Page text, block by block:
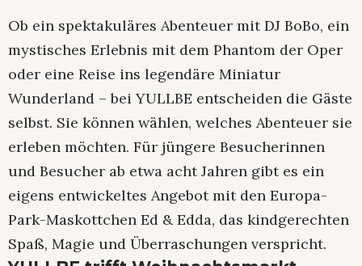
Ob ein spektakuläres Abenteuer mit DJ BoBo, ein
mystisches Erlebnis mit dem Phantom der Oper
oder eine Reise ins legendäre Miniatur
Wunderland – bei YULLBE entscheiden die Gäste
selbst. Sie können wählen, welches Abenteuer sie
erleben möchten. Für jüngere Besucherinnen
und Besucher ab etwa acht Jahren gibt es ein
eigens entwickeltes Angebot mit den Europa-
Park-Maskottchen Ed & Edda, das kindgerechten
Spaß, Magie und Überraschungen verspricht.